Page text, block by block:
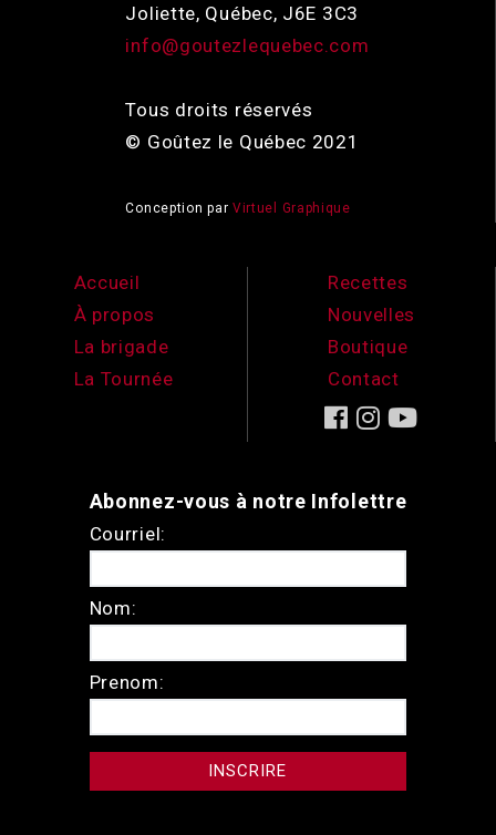
Joliette, Québec, J6E 3C3
info@goutezlequebec.com
Tous droits réservés
© Goûtez le Québec 2021
Conception par Virtuel Graphique
Accueil
À propos
La brigade
La Tournée
Recettes
Nouvelles
Boutique
Contact
Abonnez-vous à notre Infolettre
Courriel:
Nom:
Prenom: